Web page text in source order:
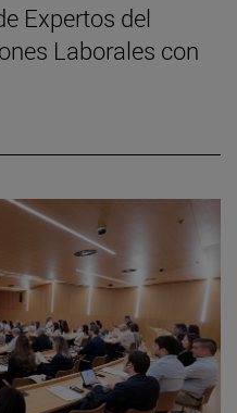
Expertos del
Laborales con